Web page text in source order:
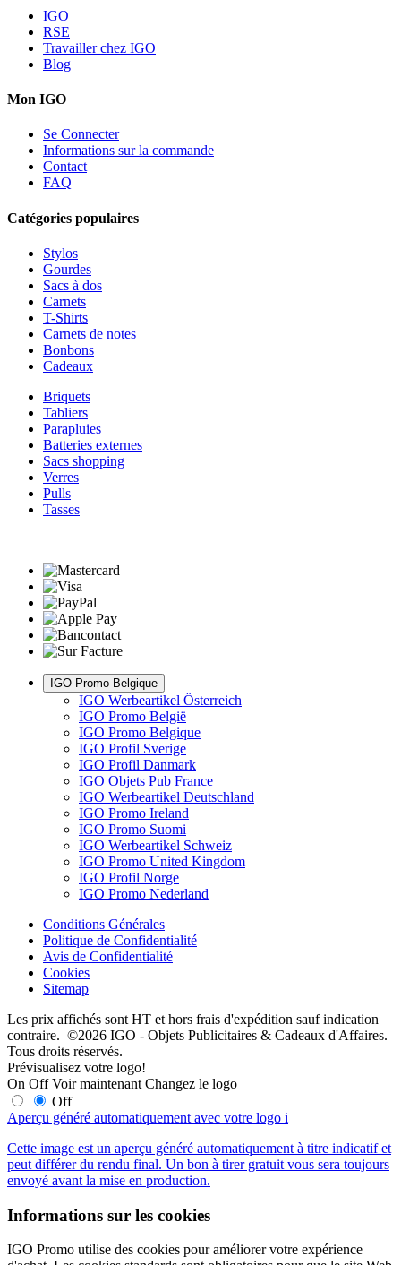
IGO
RSE
Travailler chez IGO
Blog
Mon IGO
Se Connecter
Informations sur la commande
Contact
FAQ
Catégories populaires
Stylos
Gourdes
Sacs à dos
Carnets
T-Shirts
Carnets de notes
Bonbons
Cadeaux
Briquets
Tabliers
Parapluies
Batteries externes
Sacs shopping
Verres
Pulls
Tasses
IGO Promo Belgique
IGO Werbeartikel Österreich
IGO Promo België
IGO Promo Belgique
IGO Profil Sverige
IGO Profil Danmark
IGO Objets Pub France
IGO Werbeartikel Deutschland
IGO Promo Ireland
IGO Promo Suomi
IGO Werbeartikel Schweiz
IGO Promo United Kingdom
IGO Profil Norge
IGO Promo Nederland
Conditions Générales
Politique de Confidentialité
Avis de Confidentialité
Cookies
Sitemap
Les prix affichés sont HT et hors frais d'expédition sauf indication
contraire. ©2026 IGO - Objets Publicitaires & Cadeaux d'Affaires.
Tous droits réservés.
Prévisualisez votre logo!
On Off Voir maintenant Changez le logo
Off
Aperçu généré automatiquement avec votre logo i
Cette image est un aperçu généré automatiquement à titre indicatif et
peut différer du rendu final. Un bon à tirer gratuit vous sera toujours
envoyé avant la mise en production.
Informations sur les cookies
IGO Promo utilise des cookies pour améliorer votre expérience